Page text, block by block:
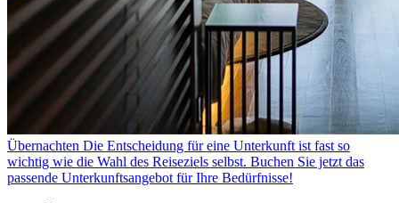
Übernachten Die Entscheidung für eine Unterkunft ist fast so
wichtig wie die Wahl des Reiseziels selbst. Buchen Sie jetzt das
passende Unterkunftsangebot für Ihre Bedürfnisse!